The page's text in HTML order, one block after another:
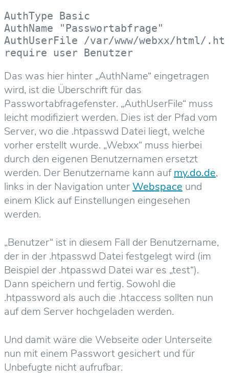
AuthType Basic
AuthName "Passwortabfrage"
AuthUserFile /var/www/webxx/html/
require user Benutzer
Das was hier hinter „AuthName“ eingetragen
wird, ist die Überschrift für das
Passwortabfragefenster. „AuthUserFile“ muss
leicht modifiziert werden. Dies ist der Pfad vom
Server, wo die .htpasswd Datei liegt, welche
vorher erstellt wurde. „Webxx“ muss hierbei
durch den eigenen Benutzernamen ersetzt
werden. Der Benutzername kann aufmy.do.de,
links in der Navigation unterWebspace und
einem Klick auf Einstellungen eingesehen
werden.
„Benutzer“ ist in diesem Fall der Benutzername,
der in der .htpasswd Datei festgelegt wird (im
Beispiel der .htpasswd Datei war es „test“).
Dann speichern und fertig. Sowohl die
.htpassword als auch die .htaccess sollten nun
auf dem Server hochgeladen werden.
Und damit wäre die Webseite oder Unterseite
nun mit einem Passwort gesichert und für
Unbefugte nicht aufrufbar.